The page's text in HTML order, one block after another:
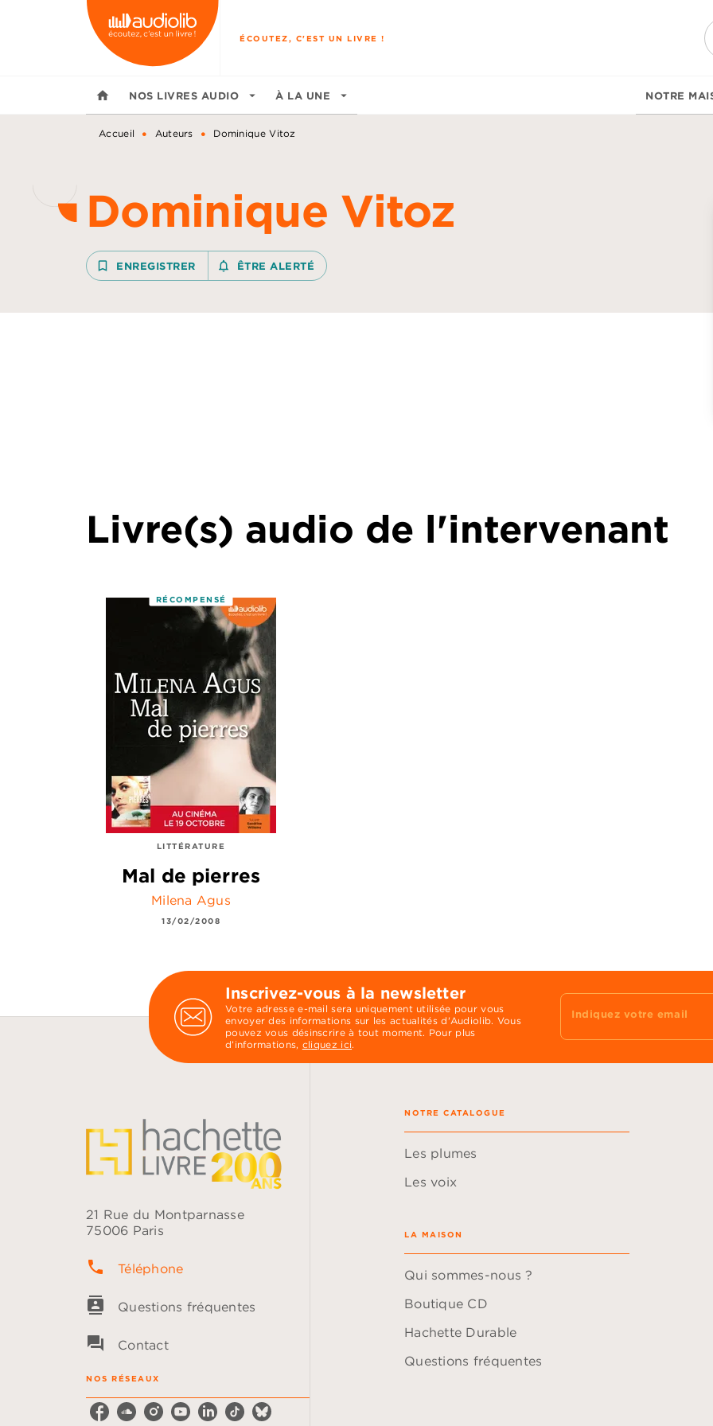
MENU RECHERCHE
ÉCOUTEZ, C'EST UN LIVRE !
home NOS LIVRES AUDIO arrow_drop_down À LA UNE arrow_drop_down NOTRE
Accueil • Auteurs • Dominique Vitoz
Dominique Vitoz
bookmark_border ENREGISTRER notifications_none_outlined
ÊTRE ALERTÉ
Livre(s) audio de l'intervenant
RÉCOMPENSÉ
LITTÉRATURE
Mal de pierres
Milena Agus
13/02/2008
Inscrivez-vous à la newsletter
Votre adresse e-mail sera uniquement utilisée pour vous
envoyer des informations sur les actualités d'Audiolib. Vous
pouvez vous désinscrire à tout moment. Pour plus
d’informations, cliquez ici.
Indiquez votre email
21 Rue du Montparnasse
75006 Paris
phone Téléphone
contacts Questions fréquentes
question_answer Contact
NOS RÉSEAUX
NOTRE CATALOGUE
Les plumes
Les voix
LA MAISON
Qui sommes-nous ?
Boutique CD
Hachette Durable
Questions fréquentes